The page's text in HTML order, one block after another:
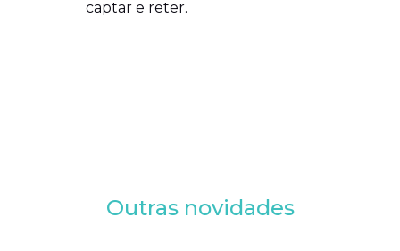
captar e reter.
Outras novidades